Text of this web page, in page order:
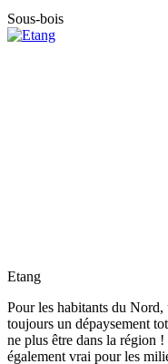
Sous-bois
Etang
Pour les habitants du Nord,
toujours un dépaysement
ne plus être dans la région
également vrai pour les